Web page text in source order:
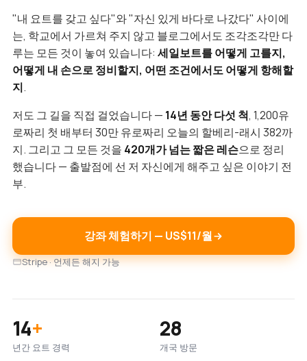
"내 요트를 갖고 싶다"와 "자신 있게 바다로 나갔다" 사이에
는, 학교에서 가르쳐 주지 않고 블로그에서도 조각조각만 다
루는 모든 것이 놓여 있습니다: 세일보트를 어떻게 고를지,
어떻게 내 손으로 정비할지, 어떤 조건에서도 어떻게 항해할
지.
저도 그 길을 직접 걸었습니다 — 14년 동안 다섯 척, 1,200유
로짜리 첫 배부터 30만 유로짜리 오늘의 할베리-래시 382까
지. 그리고 그 모든 것을 420개가 넘는 짧은 레슨으로 정리
했습니다 — 출발점에 선 저 자신에게 해주고 싶은 이야기 전
부.
강좌 체험하기 — US$11/월
Stripe · 언제든 해지 가능
14+
년간 요트 경력
28
개국 방문